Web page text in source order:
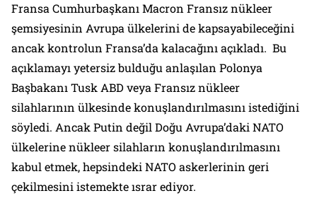
Fransa Cumhurbaşkanı Macron Fransız nükleer
şemsiyesinin Avrupa ülkelerini de kapsayabileceğini
ancak kontrolun Fransa’da kalacağını açıkladı. Bu
açıklamayı yetersiz bulduğu anlaşılan Polonya
Başbakanı Tusk ABD veya Fransız nükleer
silahlarının ülkesinde konuşlandırılmasını istediğini
söyledi. Ancak Putin değil Doğu Avrupa’daki NATO
ülkelerine nükleer silahların konuşlandırılmasını
kabul etmek, hepsindeki NATO askerlerinin geri
çekilmesini istemekte ısrar ediyor.